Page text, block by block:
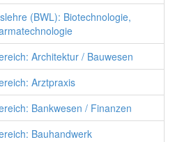
(BWL): Biotechnologie,
Architektur / Bauwesen
Arztpraxis
Bankwesen / Finanzen
Bauhandwerk